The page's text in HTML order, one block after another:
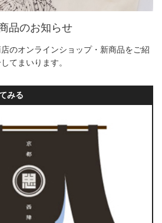
品のお知らせ
のオンラインショップ・新商品をご紹
てまいります。
みる